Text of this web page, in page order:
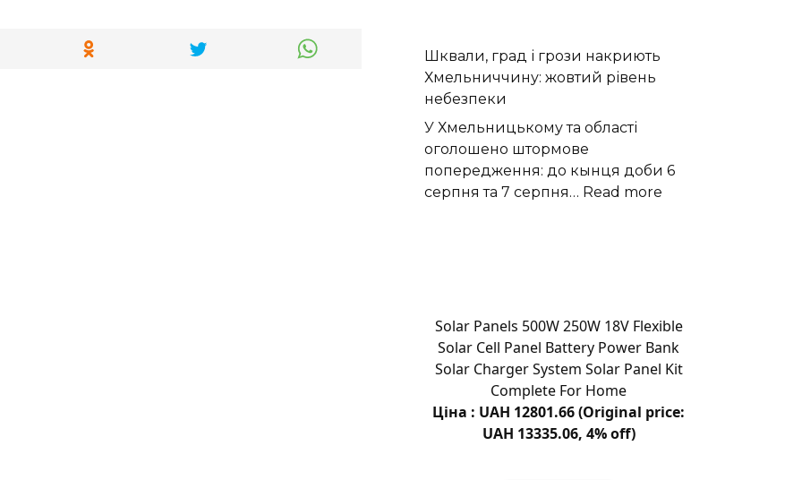
дерев
знижує
у
Чикаго
Шквали, град і грози накриють
Хмельниччину: жовтий рівень
небезпеки
У Хмельницькому та області
оголошено штормове
попередження: до кынця доби 6
серпня та 7 серпня… Read more
Хмельниччину:
жовтий
рівень
Solar Panels 500W 250W 18V Flexible
Solar Cell Panel Battery Power Bank
Solar Charger System Solar Panel Kit
Complete For Home
Ціна : UAH 12801.66 (Original price:
UAH 13335.06, 4% off)